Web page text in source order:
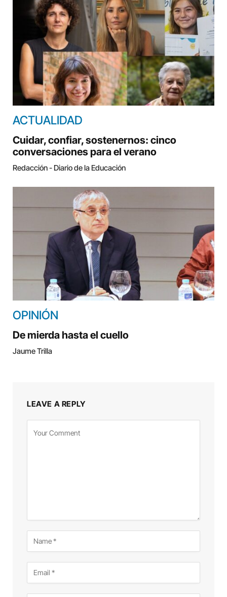
ACTUALIDAD
Cuidar, confiar, sostenernos: cinco
conversaciones para el verano
Redacción - Diario de la Educación
OPINIÓN
De mierda hasta el cuello
Jaume Trilla
LEAVE A REPLY